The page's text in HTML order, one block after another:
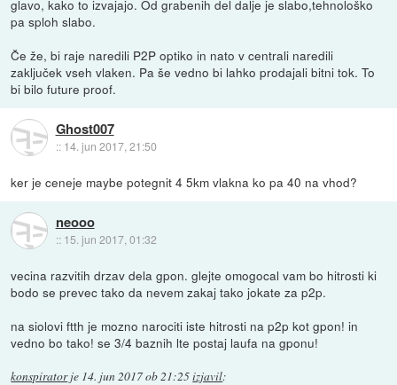
glavo, kako to izvajajo. Od grabenih del dalje je slabo,tehnološko
pa sploh slabo.
Če že, bi raje naredili P2P optiko in nato v centrali naredili
zaključek vseh vlaken. Pa še vedno bi lahko prodajali bitni tok. To
bi bilo future proof.
Ghost007
:: 14. jun 2017, 21:50
ker je ceneje maybe potegnit 4 5km vlakna ko pa 40 na vhod?
neooo
:: 15. jun 2017, 01:32
vecina razvitih drzav dela gpon. glejte omogocal vam bo hitrosti ki
bodo se prevec tako da nevem zakaj tako jokate za p2p.
na siolovi ftth je mozno narociti iste hitrosti na p2p kot gpon! in
vedno bo tako! se 3/4 baznih lte postaj laufa na gponu!
konspiratorje 14. jun 2017 ob 21:25izjavil: